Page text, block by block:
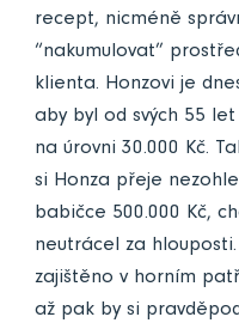
recept, nicméně
“nakumulovat”
klienta. Honzovi je
aby byl od svých 55
na úrovni 30.000 Kč.
si Honza přeje
babičce 500.000 Kč,
neutrácel za
zajištěno v horním
až pak by si